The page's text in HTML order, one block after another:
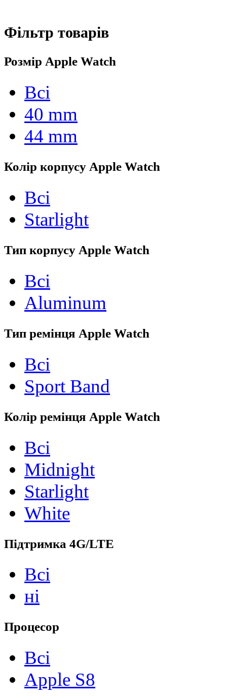
Фільтр товарів
Розмір Apple Watch
Всі
40 mm
44 mm
Колір корпусу Apple Watch
Всі
Starlight
Тип корпусу Apple Watch
Всі
Aluminum
Тип ремінця Apple Watch
Всі
Sport Band
Колір ремінця Apple Watch
Всі
Midnight
Starlight
White
Підтримка 4G/LTE
Всі
ні
Процесор
Всі
Apple S8